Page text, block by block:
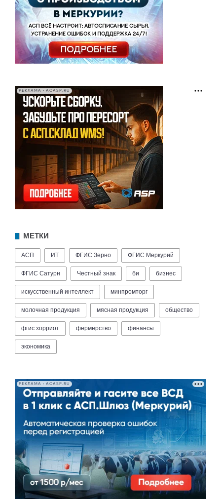
РЕКЛАМА • AOASP.RU
МЕТКИ
АСП ИТ ФГИС Зерно ФГИС Меркурий
ФГИС Сатурн Честный знак би бизнес
искусственный интеллект минпромторг
молочная продукция мясная продукция общество
фгис хорриот фермерство финансы
экономика
РЕКЛАМА • AOASP.RU